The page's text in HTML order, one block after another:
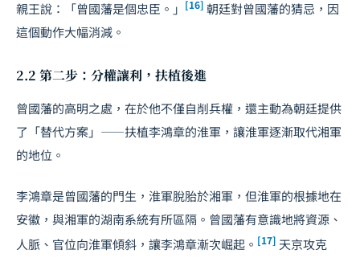
親王說：「曾國藩是個忠臣。」 [16] 朝廷對曾國藩的猜忌，因
這個動作大幅消減。
2.2 第二步：分權讓利，扶植後進
曾國藩的高明之處，在於他不僅自削兵權，還主動為朝廷提供
了「替代方案」——扶植李鴻章的淮軍，讓淮軍逐漸取代湘軍
的地位。
李鴻章是曾國藩的門生，淮軍脫胎於湘軍，但淮軍的根據地在
安徽，與湘軍的湖南系統有所區隔。曾國藩有意識地將資源、
人脈、官位向淮軍傾斜，讓李鴻章漸次崛起。 [17] 天京攻克